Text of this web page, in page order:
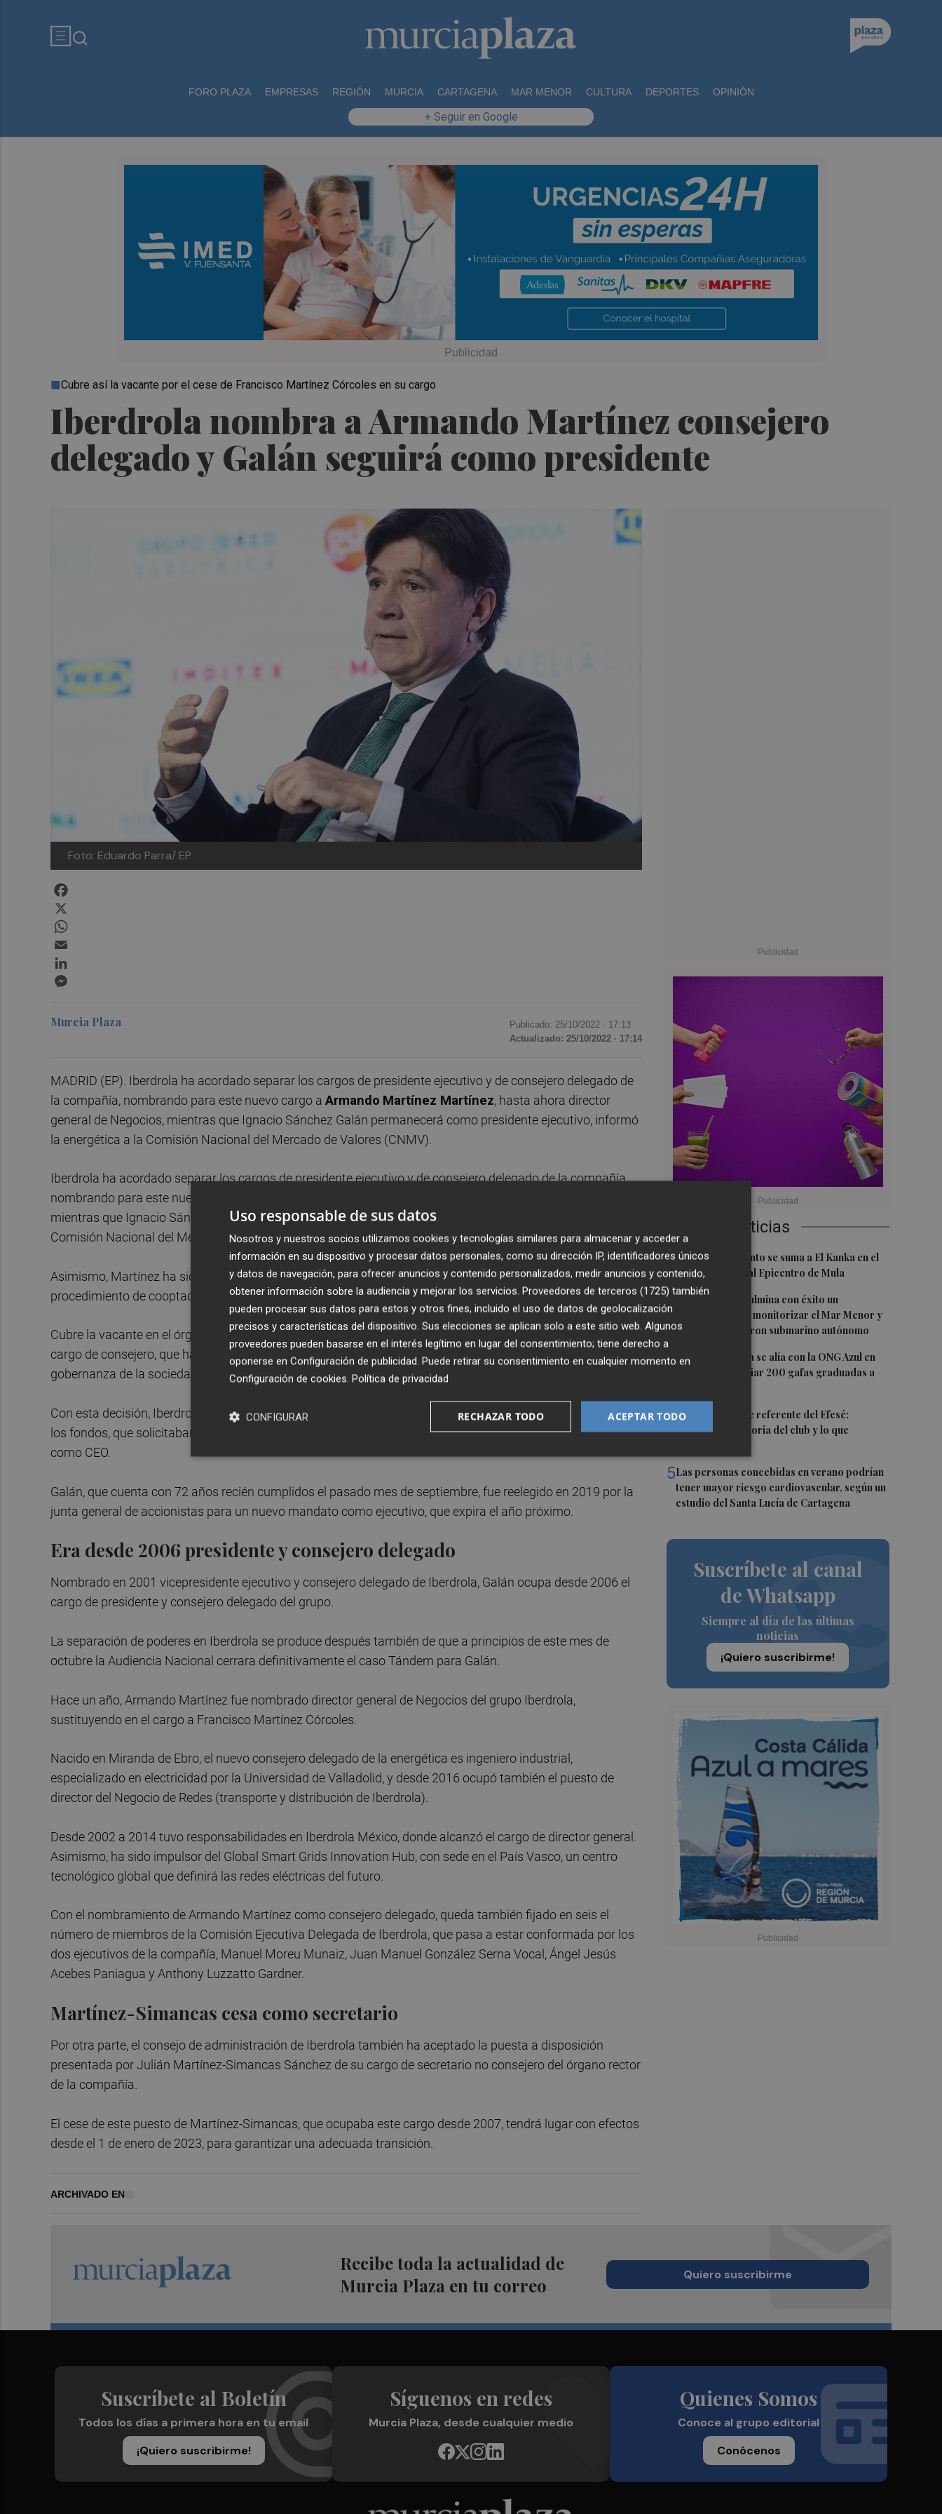
FORO PLAZA EMPRESAS REGIÓN MURCIA CARTAGENA MAR MENOR CULTURA DEPORTES OPINIÓN
+ Seguir en Google
Iberdrola nombra a Armando Martínez consejero
delegado y Galán seguirá como presidente
Cubre así la vacante por el cese de Francisco Martínez Córcoles en su cargo
Foto: Eduardo Parra/ EP
Últimas Noticias
1 María Escarmiento se suma a El Kanka en el
cartel del festival Epicentro de Mula
2UPCT Makers culmina con éxito un
catamarán para monitorizar el Mar Menor y
ya prepara un dron submarino autónomo
3 Aguas de Murcia se alía con la ONG Azul en
Acción para enviar 200 gafas graduadas a
4Toni Villa, fichaje referente del Efesé:
"Conozco la historia del club y lo que
5Las personas concebidas en verano podrían
tener mayor riesgo cardiovascular, según un
estudio del Santa Lucía de Cartagena
Suscríbete al canal
de Whatsapp
Siempre al día de las últimas
noticias
¡Quiero suscribirme!
Murcia Plaza Publicado: 25/10/2022 · 17:13
Actualizado: 25/10/2022 · 17:14
MADRID (EP). Iberdrola ha acordado separar los cargos de presidente ejecutivo y de consejero delegado de
la compañía, nombrando para este nuevo cargo a Armando Martínez Martínez, hasta ahora director
general de Negocios, mientras que Ignacio Sánchez Galán permanecerá como presidente ejecutivo, informó
la energética a la Comisión Nacional del Mercado de Valores (CNMV).
Iberdrola ha acordado separar los cargos de presidente ejecutivo y de consejero delegado de la compañía,
nombrando para este nuevo cargo a Armando Martínez Martínez, hasta ahora director general de Negocios,
mientras que Ignacio Sánchez Galán permanecerá como presidente ejecutivo, informó la energética a la
Comisión Nacional del Mercado de Valores (CNMV).
Asimismo, Martínez ha sido nombrado consejero de Iberdrola, con la calificación de ejecutivo, por el
procedimiento de cooptación y a propuesta de la Comisión de Nombramientos.
Cubre la vacante en el órgano rector de la compañía por el cese deFrancisco Martínez Córcolesen su
cargo de consejero, que ha puesto su puesto a disposición del consejo para facilitar los cambios en la
gobernanza de la sociedad.
Con esta decisión, Iberdrola da demanda a una de las grandes peticiones de los últimos años por parte de
los fondos, que solicitaban una reparto de poderes en la compañía y el nombramiento de un número dos
como CEO.
Galán, que cuenta con 72 años recién cumplidos el pasado mes de septiembre, fue reelegido en 2019 por la
junta general de accionistas para un nuevo mandato como ejecutivo, que expira el año próximo.
Era desde 2006 presidente y consejero delegado
Nombrado en 2001 vicepresidente ejecutivo y consejero delegado de Iberdrola, Galán ocupa desde 2006 el
cargo de presidente y consejero delegado del grupo.
La separación de poderes en Iberdrola se produce después también de que a principios de este mes de
octubre la Audiencia Nacional cerrara definitivamente el caso Tándem para Galán.
Hace un año, Armando Martínez fue nombrado director general de Negocios del grupo Iberdrola,
sustituyendo en el cargo a Francisco Martínez Córcoles.
Nacido en Miranda de Ebro, el nuevo consejero delegado de la energética es ingeniero industrial,
especializado en electricidad por la Universidad de Valladolid, y desde 2016 ocupó también el puesto de
director del Negocio de Redes (transporte y distribución de Iberdrola).
Desde 2002 a 2014 tuvo responsabilidades en Iberdrola México, donde alcanzó el cargo de director general.
Asimismo, ha sido impulsor del Global Smart Grids Innovation Hub, con sede en el País Vasco, un centro
tecnológico global que definirá las redes eléctricas del futuro.
Con el nombramiento de Armando Martínez como consejero delegado, queda también fijado en seis el
número de miembros de la Comisión Ejecutiva Delegada de Iberdrola, que pasa a estar conformada por los
dos ejecutivos de la compañía, Manuel Moreu Munaiz, Juan Manuel González Serna Vocal, Ángel Jesús
Acebes Paniagua y Anthony Luzzatto Gardner.
Martínez-Simancas cesa como secretario
Por otra parte, el consejo de administración de Iberdrola también ha aceptado la puesta a disposición
presentada por Julián Martínez-Simancas Sánchez de su cargo de secretario no consejero del órgano rector
de la compañía.
El cese de este puesto de Martínez-Simancas, que ocupaba este cargo desde 2007, tendrá lugar con efectos
desde el 1 de enero de 2023, para garantizar una adecuada transición.
ARCHIVADO EN
Recibe toda la actualidad de
Murcia Plaza en tu correo
Quiero suscribirme
Suscríbete al Boletín
Todos los días a primera hora en tu email
¡Quiero suscribirme!
Síguenos en redes
Murcia Plaza, desde cualquier medio
Quienes Somos
Conoce al grupo editorial
Conócenos
Uso responsable de sus datos
Nosotros y nuestros socios utilizamos cookies y tecnologías similares para almacenar y acceder a
información en su dispositivo y procesar datos personales, como su dirección IP, identificadores únicos
y datos de navegación, para ofrecer anuncios y contenido personalizados, medir anuncios y contenido,
obtener información sobre la audiencia y mejorar los servicios. Proveedores de terceros (1725) también
pueden procesar sus datos para estos y otros fines, incluido el uso de datos de geolocalización
precisos y características del dispositivo. Sus elecciones se aplican solo a este sitio web. Algunos
proveedores pueden basarse en el interés legítimo en lugar del consentimiento; tiene derecho a
oponerse en Configuración de publicidad. Puede retirar su consentimiento en cualquier momento en
Configuración de cookies. Política de privacidad
ACEPTAR TODO
RECHAZAR TODO
CONFIGURAR